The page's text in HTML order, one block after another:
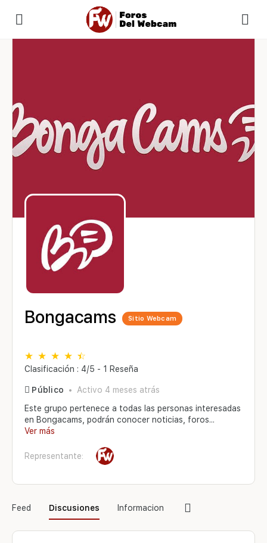
Bongacams Sitio Webcam
Clasificación : 4/5 - 1 Reseña
Público
Activo 4 meses atrás
Este grupo pertenece a todas las personas interesadas
en Bongacams, podrán conocer noticias, foros...
Ver más
Representante:
Feed Discusiones Informacion
menú